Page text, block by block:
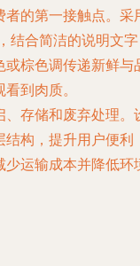
者的第一接触点。采
结合简洁的说明文
或棕色调传递新鲜与
到肉质。
、存储和废弃处理。
构，提升用户便利
少运输成本并降低环